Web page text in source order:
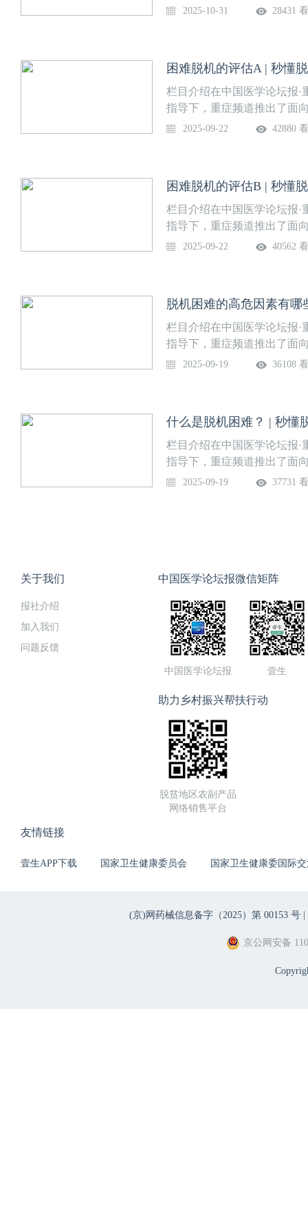
堂】，话题涵盖脱机困难、
点，助力临床医生系统掌握
内容困难脱机的评估C上线
师 四川大学华西医院呼吸治
2025-10-31 28431
困难脱机的评估A | 秒懂
栏目介绍在中国医学论坛报
指导下，重症频道推出了面
堂】，话题涵盖脱机困难、
点，助力临床医生系统掌握
内容困难脱机的评估A上线
师 四川大学华西医院呼吸治
2025-09-22 42880
困难脱机的评估B | 秒懂
栏目介绍在中国医学论坛报
指导下，重症频道推出了面
堂】，话题涵盖脱机困难、
点，助力临床医生系统掌握
内容困难脱机的评估B上线
师 四川大学华西医院呼吸治
2025-09-22 40562
脱机困难的高危因素有哪
栏目介绍在中国医学论坛报
指导下，重症频道推出了面
堂】，话题涵盖脱机困难、
点，助力临床医生系统掌握
内容脱机困难的高危因素有
管呼吸治疗师 四川大学华西
2025-09-19 36108
什么是脱机困难？ | 秒懂
栏目介绍在中国医学论坛报
指导下，重症频道推出了面
堂】，话题涵盖脱机困难、
师四川大学华西医院呼吸治
2025-09-19 37731
关于我们
报社介绍
加入我们
问题反馈
中国医学论坛报微信矩阵
中国医学论坛报 壹生
助力乡村振兴帮扶行动
脱贫地区农副产品
网络销售平台
友情链接
壹生APP下载 国家卫生健康委员会 国家卫生健康委国际
(京)网药械信息备字（2025）第 00153 号 |
京公网安备